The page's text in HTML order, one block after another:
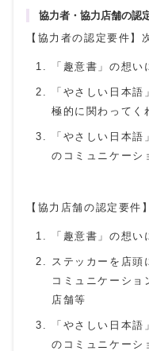
協力者・協力店舗の認
【協力者の認定要件】
「趣意書」の想
「やさしい日本
極的に関わってく
「やさしい日本
のコミュニケーシ
【協力店舗の認定要
「趣意書」の想
ステッカーを店頭
コミュニケーショ
店舗等
「やさしい日本
のコミュニケーシ